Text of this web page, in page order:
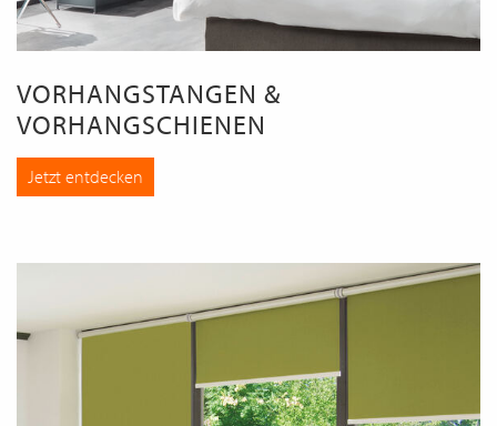
VORHANGSTANGEN &
VORHANGSCHIENEN
Jetzt entdecken